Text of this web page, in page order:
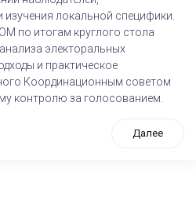
изучения локальной специфики.
по итогам круглого стола
электоральных
и практическое
Координационным советом
контролю за голосованием.
Далее